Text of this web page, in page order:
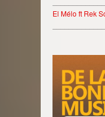
El Mélo ft Rek